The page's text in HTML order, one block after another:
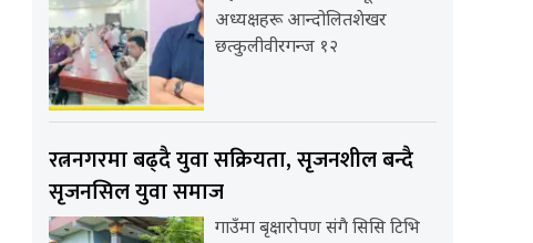
अध्यक्षहरू आन्दोलितशेखर
छत्कुलीवीरगन्ज १२
रत्ननगरमा बढ्दै युवा सक्रियता, सृजनशील बन्दै
सृजनसिल युवा समाज
गाउँमा बृक्षारोपण संगै सिसि टिभि